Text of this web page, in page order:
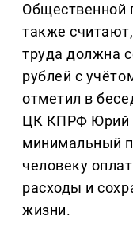
Общественной
также
труда должна
рублей с
отметил в
ЦК КПРФ Юрий
минимальный
человеку
расходы и
жизни.